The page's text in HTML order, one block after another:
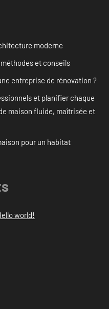
moderne
et conseils
entreprise de rénovation ?
et planifier chaque
maison fluide, maîtrisée et
pour un habitat
world!